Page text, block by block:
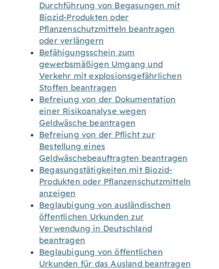
Durchführung von Begasungen mit
Biozid-Produkten oder
Pflanzenschutzmitteln beantragen
oder verlängern
Befähigungsschein zum
gewerbsmäßigen Umgang und
Verkehr mit explosionsgefährlichen
Stoffen beantragen
Befreiung von der Dokumentation
einer Risikoanalyse wegen
Geldwäsche beantragen
Befreiung von der Pflicht zur
Bestellung eines
Geldwäschebeauftragten beantragen
Begasungstätigkeiten mit Biozid-
Produkten oder Pflanzenschutzmitteln
anzeigen
Beglaubigung von ausländischen
öffentlichen Urkunden zur
Verwendung in Deutschland
beantragen
Beglaubigung von öffentlichen
Urkunden für das Ausland beantragen